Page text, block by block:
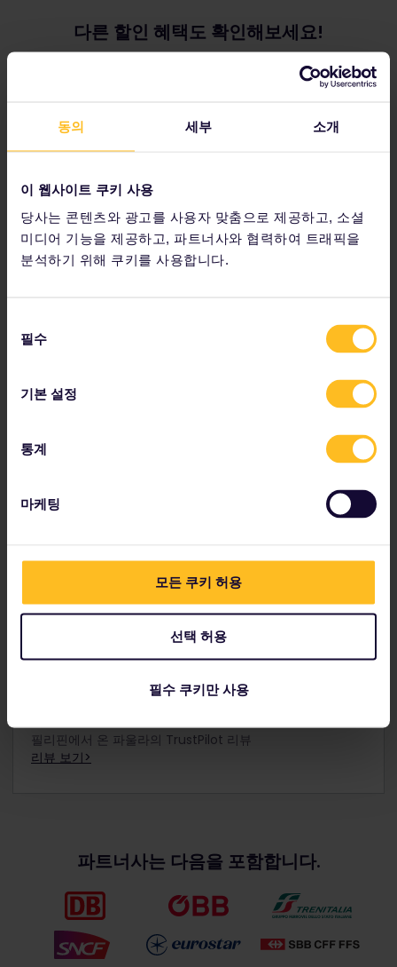
동의 세부 소개
이 웹사이트 쿠키 사용
당사는 콘텐츠와 광고를 사용자 맞춤으로 제공하고, 소셜
미디어 기능을 제공하고, 파트너사와 협력하여 트래픽을
분석하기 위해 쿠키를 사용합니다.
필수
기본 설정
통계
마케팅
모든 쿠키 허용
선택 허용
필수 쿠키만 사용
다른 할인 혜택도 확인해보세요!
여행 시작 날짜를 기준으로 만 12~27세 여행자는 청소년 할인
유스 할인 보기
경로 할인
여행을 시작하기로 선택한 날짜에 만 60세 이상의 여행자는
모든 유레일 패스에 대해 10% 경로 할인 혜택을 받습니다.
편리하게 만들어 주기 때문이죠. 다른 국가로 이동할 때 비행
필리핀에서 온 파울라의 TrustPilot 리뷰
리뷰 보기>
파트너사는 다음을 포함합니다.